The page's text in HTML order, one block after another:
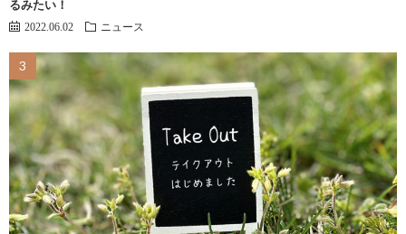
るみたい！
2022.06.02 ニュース